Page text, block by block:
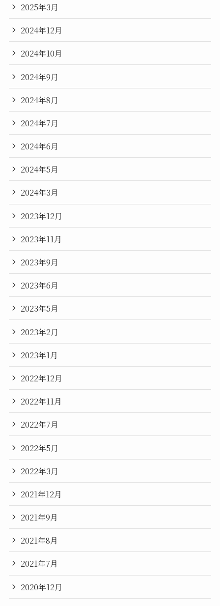
2025年3月
2024年12月
2024年10月
2024年9月
2024年8月
2024年7月
2024年6月
2024年5月
2024年3月
2023年12月
2023年11月
2023年9月
2023年6月
2023年5月
2023年2月
2023年1月
2022年12月
2022年11月
2022年7月
2022年5月
2022年3月
2021年12月
2021年9月
2021年8月
2021年7月
2020年12月